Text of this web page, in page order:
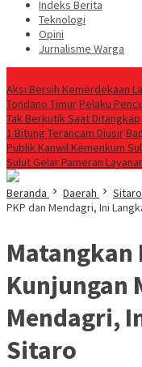
Indeks Berita
Teknologi
Opini
Jurnalisme Warga
Aksi Bersih Kemerdekaan
Tondano TimurPelaku
Tak Berkutik Saat Ditangkap
1 Bitung Terancam Diusir
Publik Kanwil Kemenkum
Sulut Gelar Pameran
Beranda Daerah Sitaro
PKP dan Mendagri, Ini
Matangkan
Kunjungan
Mendagri,
Sitaro